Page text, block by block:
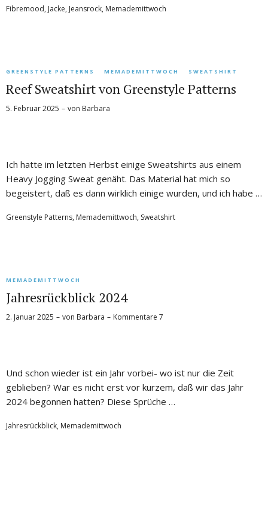
Fibremood, Jacke, Jeansrock, Memademittwoch
GREENSTYLE PATTERNS MEMADEMITTWOCH SWEATSHIRT
Reef Sweatshirt von Greenstyle Patterns
5. Februar 2025 von Barbara
Ich hatte im letzten Herbst einige Sweatshirts aus einem
Heavy Jogging Sweat genäht. Das Material hat mich so
begeistert, daß es dann wirklich einige wurden, und ich habe …
Greenstyle Patterns, Memademittwoch, Sweatshirt
MEMADEMITTWOCH
Jahresrückblick 2024
2. Januar 2025 von Barbara Kommentare 7
Und schon wieder ist ein Jahr vorbei- wo ist nur die Zeit
geblieben? War es nicht erst vor kurzem, daß wir das Jahr
2024 begonnen hatten? Diese Sprüche …
Jahresrückblick, Memademittwoch